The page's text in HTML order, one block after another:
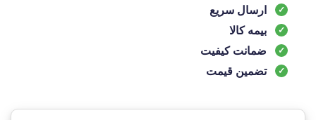
ارسال سریع
بیمه کالا
ضمانت کیفیت
تضمین قیمت